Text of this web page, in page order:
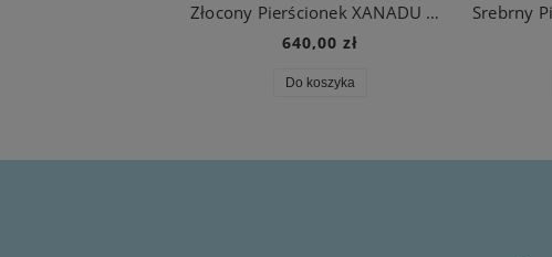
Złocony Pierścionek XANADU Amethyst
640,00 zł
Do koszyka